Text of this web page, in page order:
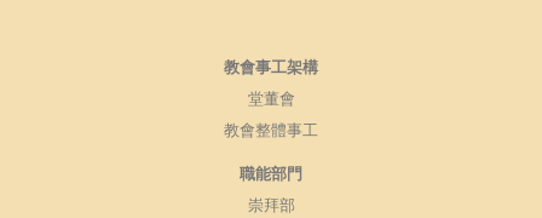
教會事工架構
堂董會
教會整體事工
職能部門
崇拜部